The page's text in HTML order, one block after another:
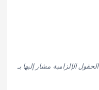
الحقول الإلزامية مشار إليها بـ